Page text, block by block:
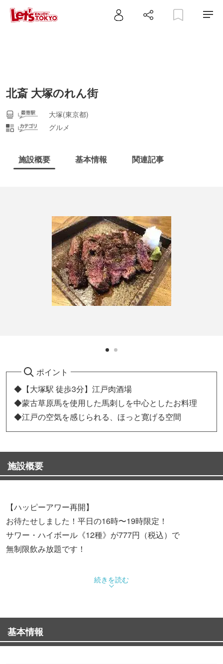
北斎 大塚のれん街
大塚(東京都)
グルメ
施設概要 基本情報 関連記事
ポイント
◆【大塚駅 徒歩3分】江戸肉酒場
◆蒙古草原馬を使用した馬刺しを中心としたお料理
◆江戸の空気を感じられる、ほっと寛げる空間
施設概要
【ハッピーアワー再開】
お待たせしました！平日の16時〜19時限定！
サワー・ハイボール《12種》が777円（税込）で
無制限飲み放題です！
大塚北口にある『東京大塚のれん街』
屋台を連想させる10軒の古き良き古民家を活かした飲み屋
その一角にあるのが当店『酒肴 北斎』
生肉刺しをはじめ、あて寿司・燻製・煮込み・揚げ物など
続きを読む
基本情報